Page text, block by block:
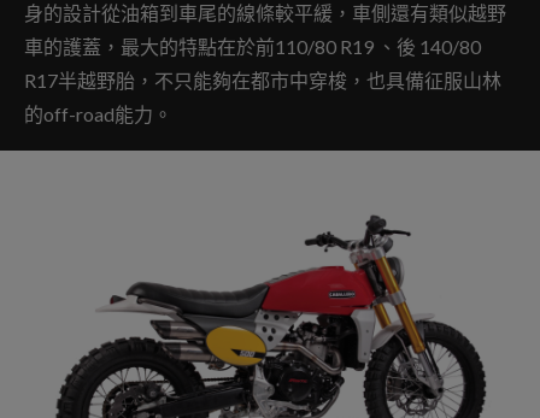
身的設計從油箱到車尾的線條較平緩，車側還有類似越野
車的護蓋，最大的特點在於前110/80 R19 、後 140/80
R17半越野胎，不只能夠在都市中穿梭，也具備征服山林
的off-road能力。